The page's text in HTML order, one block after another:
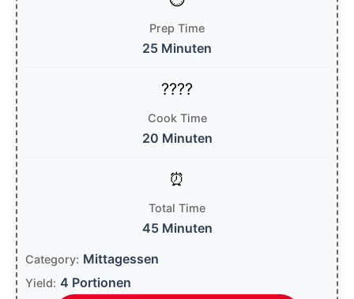
Prep Time
25 Minuten
Cook Time
20 Minuten
Total Time
45 Minuten
Category: Mittagessen
Yield: 4 Portionen